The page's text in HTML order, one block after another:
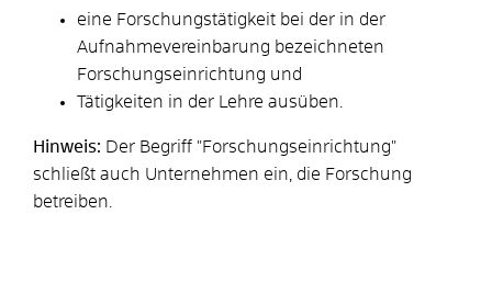
eine Forschungstätigkeit bei der in der
Aufnahmevereinbarung bezeichneten
Forschungseinrichtung und
Tätigkeiten in der Lehre ausüben.
Hinweis: Der Begriff "Forschungseinrichtung"
schließt auch Unternehmen ein, die Forschung
betreiben.